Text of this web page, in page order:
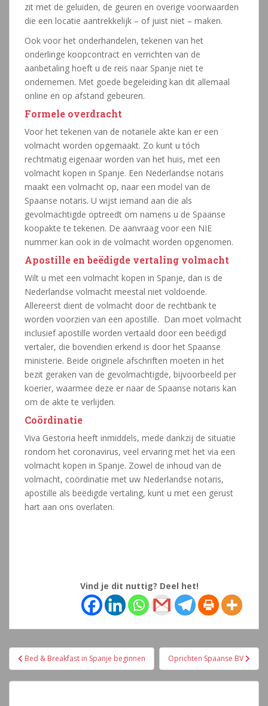
zit met de geluiden, de geuren en overige voorwaarden
die een locatie aantrekkelijk – of juist niet – maken.
Ook voor het onderhandelen, tekenen van het
onderlinge koopcontract en verrichten van de
aanbetaling hoeft u de reis naar Spanje niet te
ondernemen. Met goede begeleiding kan dit allemaal
online en op afstand gebeuren.
Formele overdracht
Voor het tekenen van de notariële akte kan er een
volmacht worden opgemaakt. Zo kunt u tóch
rechtmatig eigenaar worden van het huis, met een
volmacht kopen in Spanje. Een Nederlandse notaris
maakt een volmacht op, naar een model van de
Spaanse notaris. U wijst iemand aan die als
gevolmachtigde optreedt om namens u de Spaanse
koopakte te tekenen. De aanvraag voor een NIE
nummer kan ook in de volmacht worden opgenomen.
Apostille en beëdigde vertaling volmacht
Wilt u met een volmacht kopen in Spanje, dan is de
Nederlandse volmacht meestal niet voldoende.
Allereerst dient de volmacht door de rechtbank te
worden voorzien van een apostille. Dan moet volmacht
inclusief apostille worden vertaald door een beëdigd
vertaler, die bovendien erkend is door het Spaanse
ministerie. Beide originele afschriften moeten in het
bezit geraken van de gevolmachtigde, bijvoorbeeld per
koerier, waarmee deze er naar de Spaanse notaris kan
om de akte te verlijden.
Coördinatie
Viva Gestoria heeft inmiddels, mede dankzij de situatie
rondom het coronavirus, veel ervaring met het via een
volmacht kopen in Spanje. Zowel de inhoud van de
volmacht, coördinatie met uw Nederlandse notaris,
apostille als beëdigde vertaling, kunt u met een gerust
hart aan ons overlaten.
Vind je dit nuttig? Deel het!
Navegación
de
entradas
Bed & Breakfast in Spanje beginnen Oprichten Spaanse BV